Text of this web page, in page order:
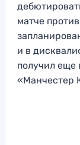
матче
и в
получил еще
«Манчестер